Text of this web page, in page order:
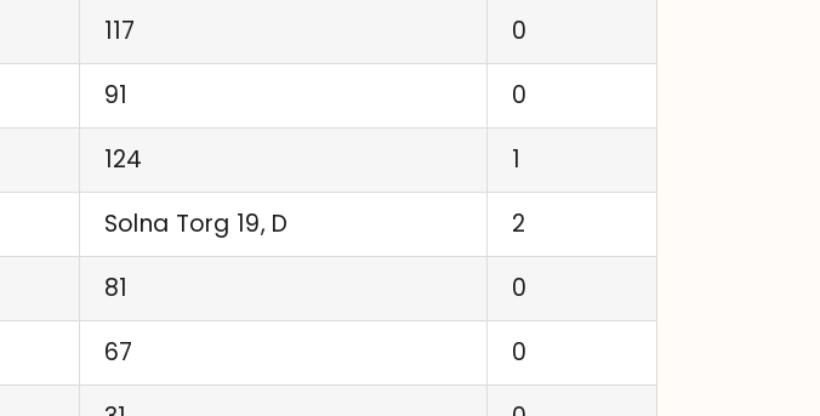
117
0
91
0
124
1
Solna Torg 19, D
2
81
0
67
0